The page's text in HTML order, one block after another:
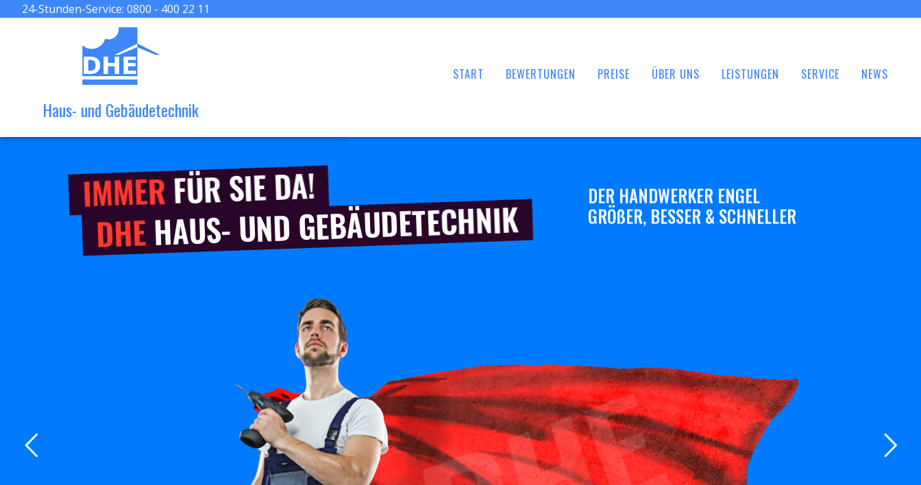
24-Stunden-Service: 0800 - 400 22 11
Haus- und Gebäudetechnik
START BEWERTUNGEN PREISE ÜBER UNS LEISTUNGEN SERVICE NEWS
IMMERFÜR SIE DA!
DHEHAUS- UND GEBÄUDETECHNIK
DER HANDWERKER ENGEL
GRÖßER, BESSER & SCHNELLER